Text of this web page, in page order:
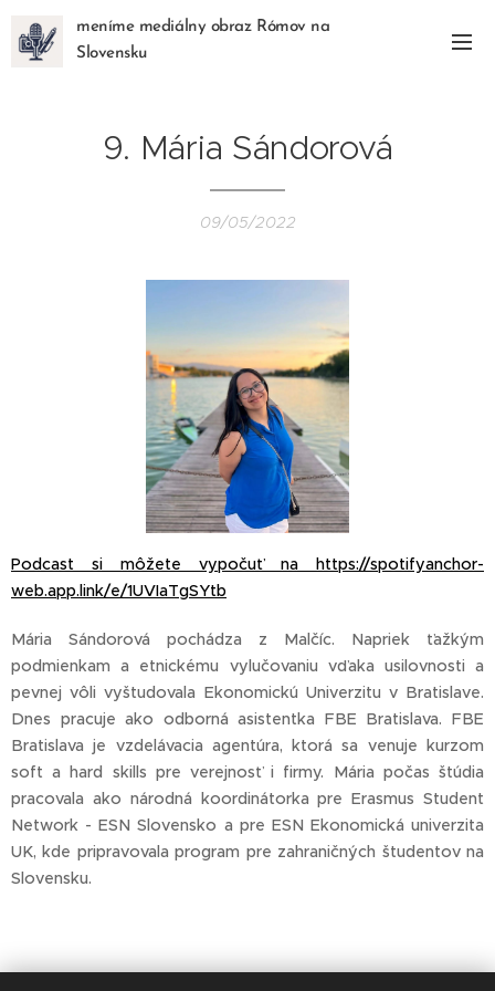
meníme mediálny obraz Rómov na
Slovensku
9. Mária Sándorová
09/05/2022
Podcast si môžete vypočuť na https://spotifyanchor-
web.app.link/e/1UVIaTgSYtb
Mária Sándorová pochádza z Malčíc. Napriek ťažkým
podmienkam a etnickému vylučovaniu vďaka usilovnosti a
pevnej vôli vyštudovala Ekonomickú Univerzitu v Bratislave.
Dnes pracuje ako odborná asistentka FBE Bratislava. FBE
Bratislava je vzdelávacia agentúra, ktorá sa venuje kurzom
soft a hard skills pre verejnosť i firmy. Mária počas štúdia
pracovala ako národná koordinátorka pre Erasmus Student
Network - ESN Slovensko a pre ESN Ekonomická univerzita
UK, kde pripravovala program pre zahraničných študentov na
Slovensku.